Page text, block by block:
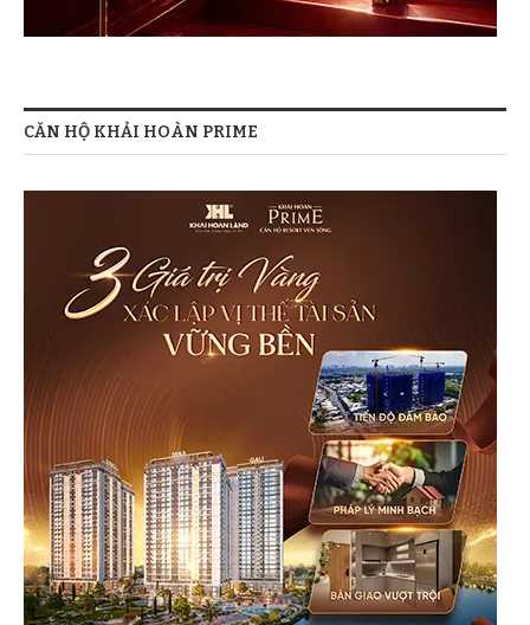
CĂN HỘ KHẢI HOÀN PRIME